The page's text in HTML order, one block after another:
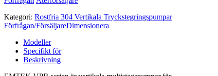
Kategori: Rostfria 304 Vertikala Tryckstegrings­pumpar
Förfrågan/FörsäljareDimensionera
Modeller
Specifikt för
Beskrivning